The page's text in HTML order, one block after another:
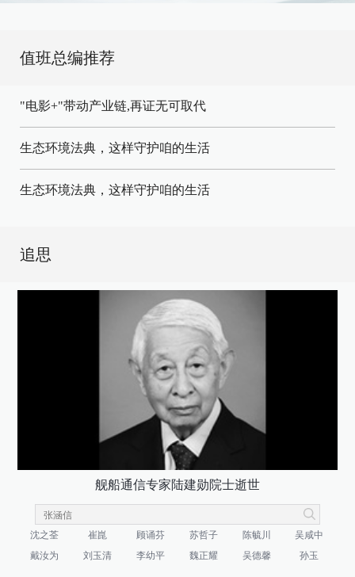
值班总编推荐
"电影+"带动产业链,再证无可取代
生态环境法典，这样守护咱的生活
生态环境法典，这样守护咱的生活
追思
舰船通信专家陆建勋院士逝世
沈之荃 崔崑 顾诵芬 苏哲子 陈毓川
吴咸中
戴汝为
刘玉清 李幼平 魏正耀 吴德馨 孙玉